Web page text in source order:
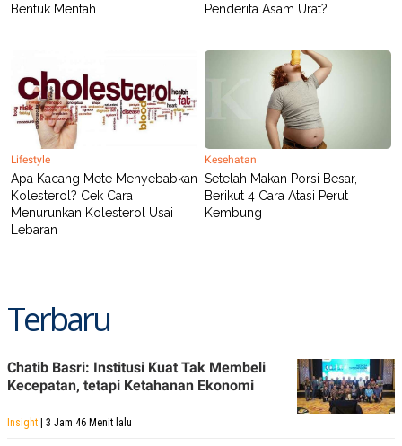
Bentuk Mentah
Penderita Asam Urat?
Lifestyle
Apa Kacang Mete Menyebabkan
Kolesterol? Cek Cara
Menurunkan Kolesterol Usai
Lebaran
Kesehatan
Setelah Makan Porsi Besar,
Berikut 4 Cara Atasi Perut
Kembung
Terbaru
Chatib Basri: Institusi Kuat Tak Membeli
Kecepatan, tetapi Ketahanan Ekonomi
Insight | 3 Jam 46 Menit lalu